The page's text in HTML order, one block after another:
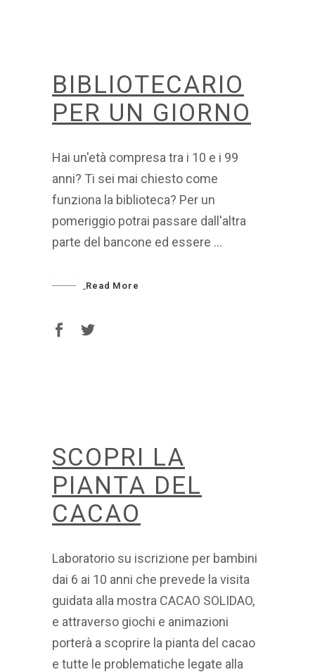
BIBLIOTECARIO
PER UN GIORNO
Hai un'età compresa tra i 10 e i 99
anni? Ti sei mai chiesto come
funziona la biblioteca? Per un
pomeriggio potrai passare dall'altra
parte del bancone ed essere
Read More
SCOPRI LA
PIANTA DEL
CACAO
Laboratorio su iscrizione per bambini
dai 6 ai 10 anni che prevede la visita
guidata alla mostra CACAO SOLIDAO,
e attraverso giochi e animazioni
porterà a scoprire la pianta del cacao
e tutte le problematiche legate alla